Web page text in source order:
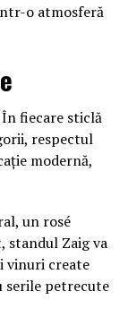
o atmosferă
fiecare sticlă
respectul
modernă,
un rosé
standul Zaig va
vinuri create
serile petrecute